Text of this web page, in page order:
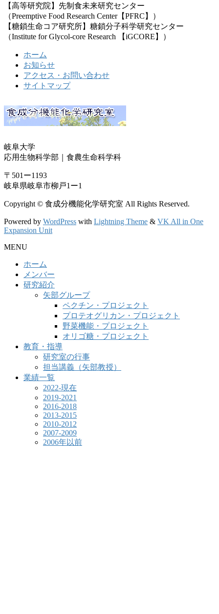
【高等研究院】先制食未来研究センター
（Preemptive Food Research Center【PFRC】）
【糖鎖生命コア研究所】糖鎖分子科学研究センター
（Institute for Glycol-core Research 【iGCORE】）
ホーム
お知らせ
アクセス・お問い合わせ
サイトマップ
岐阜大学
応用生物科学部｜食農生命科学科
〒501ー1193
岐阜県岐阜市柳戸1ー1
Copyright © 食成分機能化学研究室 All Rights Reserved.
Powered by WordPress with Lightning Theme & VK All in One
Expansion Unit
MENU
ホーム
メンバー
研究紹介
矢部グループ
ペクチン・プロジェクト
プロテオグリカン・プロジェクト
野菜機能・プロジェクト
オリゴ糖・プロジェクト
教育・指導
研究室の行事
担当講義（矢部教授）
業績一覧
2022-現在
2019-2021
2016-2018
2013-2015
2010-2012
2007-2009
2006年以前